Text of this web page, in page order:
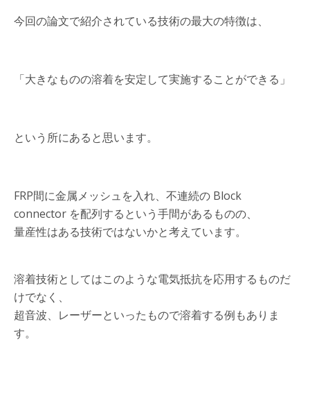
今回の論文で紹介されている技術の最大の特徴は、
「大きなものの溶着を安定して実施することができる」
という所にあると思います。
FRP間に金属メッシュを入れ、不連続の Block
connector を配列するという手間があるものの、
量産性はある技術ではないかと考えています。
溶着技術としてはこのような電気抵抗を応用するものだ
けでなく、
超音波、レーザーといったもので溶着する例もありま
す。